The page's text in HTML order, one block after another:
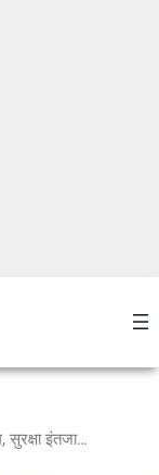
नोएडा फैक्ट्री अग्निकांड: तीन दिन तक धधकती रही आग, सुरक्षा इंतजामों की खुली पोल